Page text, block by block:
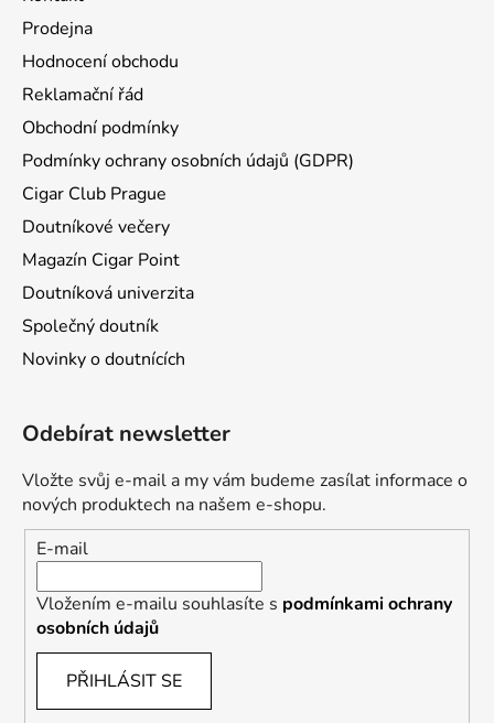
Prodejna
Hodnocení obchodu
Reklamační řád
Obchodní podmínky
Podmínky ochrany osobních údajů (GDPR)
Cigar Club Prague
Doutníkové večery
Magazín Cigar Point
Doutníková univerzita
Společný doutník
Novinky o doutnících
Odebírat newsletter
Vložte svůj e-mail a my vám budeme zasílat informace o
nových produktech na našem e-shopu.
E-mail
Vložením e-mailu souhlasíte s podmínkami ochrany
osobních údajů
PŘIHLÁSIT SE